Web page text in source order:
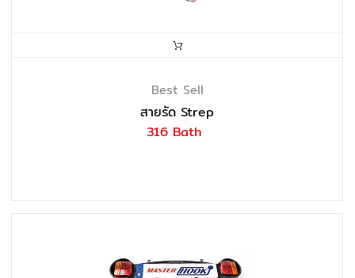
Best Sell
สายรัด Strep
316 Bath